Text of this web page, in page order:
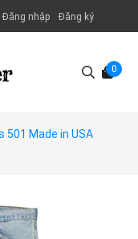
Đăng nhập Đăng ký
0
501 Made in USA